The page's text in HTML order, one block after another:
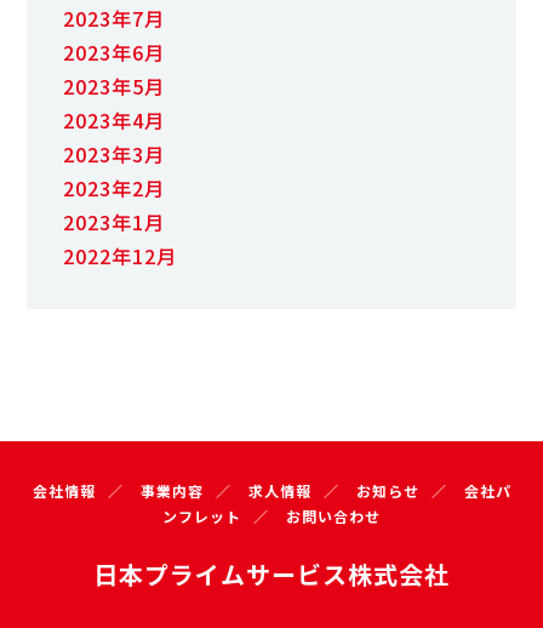
2023年7月
2023年6月
2023年5月
2023年4月
2023年3月
2023年2月
2023年1月
2022年12月
会社情報 事業内容 求人情報 お知らせ
会社パ
ンフレット
お問い合わせ
日本プライムサービス株式会社